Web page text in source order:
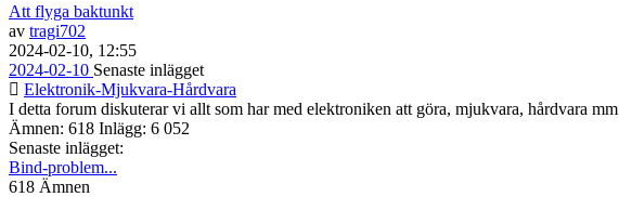
Att flyga baktunkt
av tragi702
2024-02-10, 12:55
2024-02-10 Senaste inlägget
Elektronik-Mjukvara-Hårdvara
I detta forum diskuterar vi allt som har med elektroniken att göra, mjukvara, hårdvara mm
Ämnen: 618 Inlägg: 6 052
Senaste inlägget:
Bind-problem...
618 Ämnen